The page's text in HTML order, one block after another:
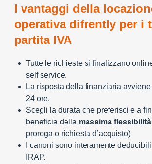
I vantaggi della
operativa difrently per i
partita IVA
Tutte le richieste si finalizzano
self service.
La risposta della finanziaria
24 ore.
Scegli la durata che preferisci e a
beneficia della massima flessibilità
proroga o richiesta d’acquisto)
I canoni sono interamente
IRAP.